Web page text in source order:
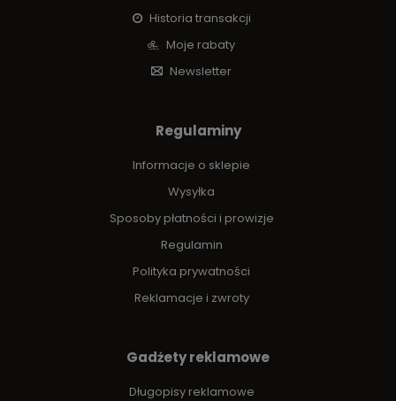
Historia transakcji
Moje rabaty
Newsletter
Regulaminy
Informacje o sklepie
Wysyłka
Sposoby płatności i prowizje
Regulamin
Polityka prywatności
Reklamacje i zwroty
Gadżety reklamowe
Długopisy reklamowe